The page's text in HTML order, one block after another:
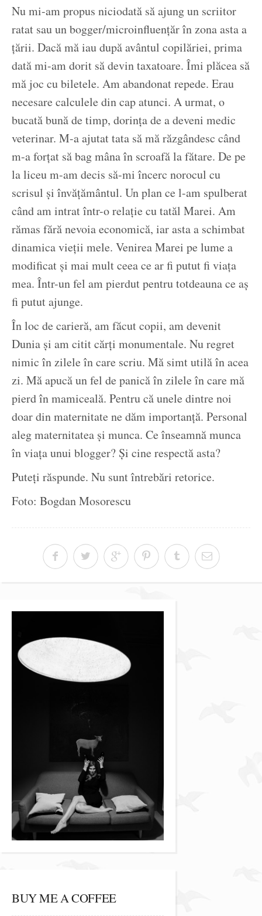
Nu mi-am propus niciodată să ajung un scriitor
ratat sau un bogger/microinfluențăr în zona asta a
țării. Dacă mă iau după avântul copilăriei, prima
dată mi-am dorit să devin taxatoare. Îmi plăcea să
mă joc cu biletele. Am abandonat repede. Erau
necesare calculele din cap atunci. A urmat, o
bucată bună de timp, dorința de a deveni medic
veterinar. M-a ajutat tata să mă răzgândesc când
m-a forțat să bag mâna în scroafă la fătare. De pe
la liceu m-am decis să-mi încerc norocul cu
scrisul și învățământul. Un plan ce l-am spulberat
când am intrat într-o relație cu tatăl Marei. Am
rămas fără nevoia economică, iar asta a schimbat
dinamica vieții mele. Venirea Marei pe lume a
modificat și mai mult ceea ce ar fi putut fi viața
mea. Într-un fel am pierdut pentru totdeauna ce aș
fi putut ajunge.
În loc de carieră, am făcut copii, am devenit
Dunia și am citit cărți monumentale. Nu regret
nimic în zilele în care scriu. Mă simt utilă în acea
zi. Mă apucă un fel de panică în zilele în care mă
pierd în mamiceală. Pentru că unele dintre noi
doar din maternitate ne dăm importanță. Personal
aleg maternitatea și munca. Ce înseamnă munca
în viața unui blogger? Și cine respectă asta?
Puteți răspunde. Nu sunt întrebări retorice.
Foto: Bogdan Mosorescu
BUY ME A COFFEE